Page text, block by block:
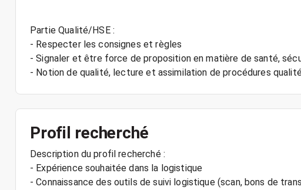
Partie Qualité/HSE :
- Respecter les consignes et règles
- Signaler et être force de proposition en matière de santé,
Profil recherché
Description du profil recherché :
- Expérience souhaitée dans la logistique
- Connaissance des outils de suivi logistique (scan, bons de